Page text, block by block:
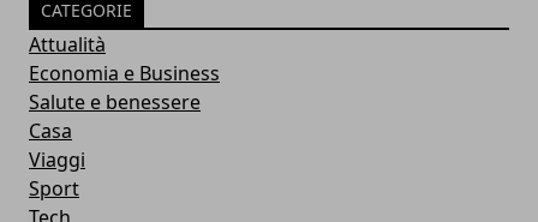
CATEGORIE
Attualità
Economia e Business
Salute e benessere
Casa
Viaggi
Sport